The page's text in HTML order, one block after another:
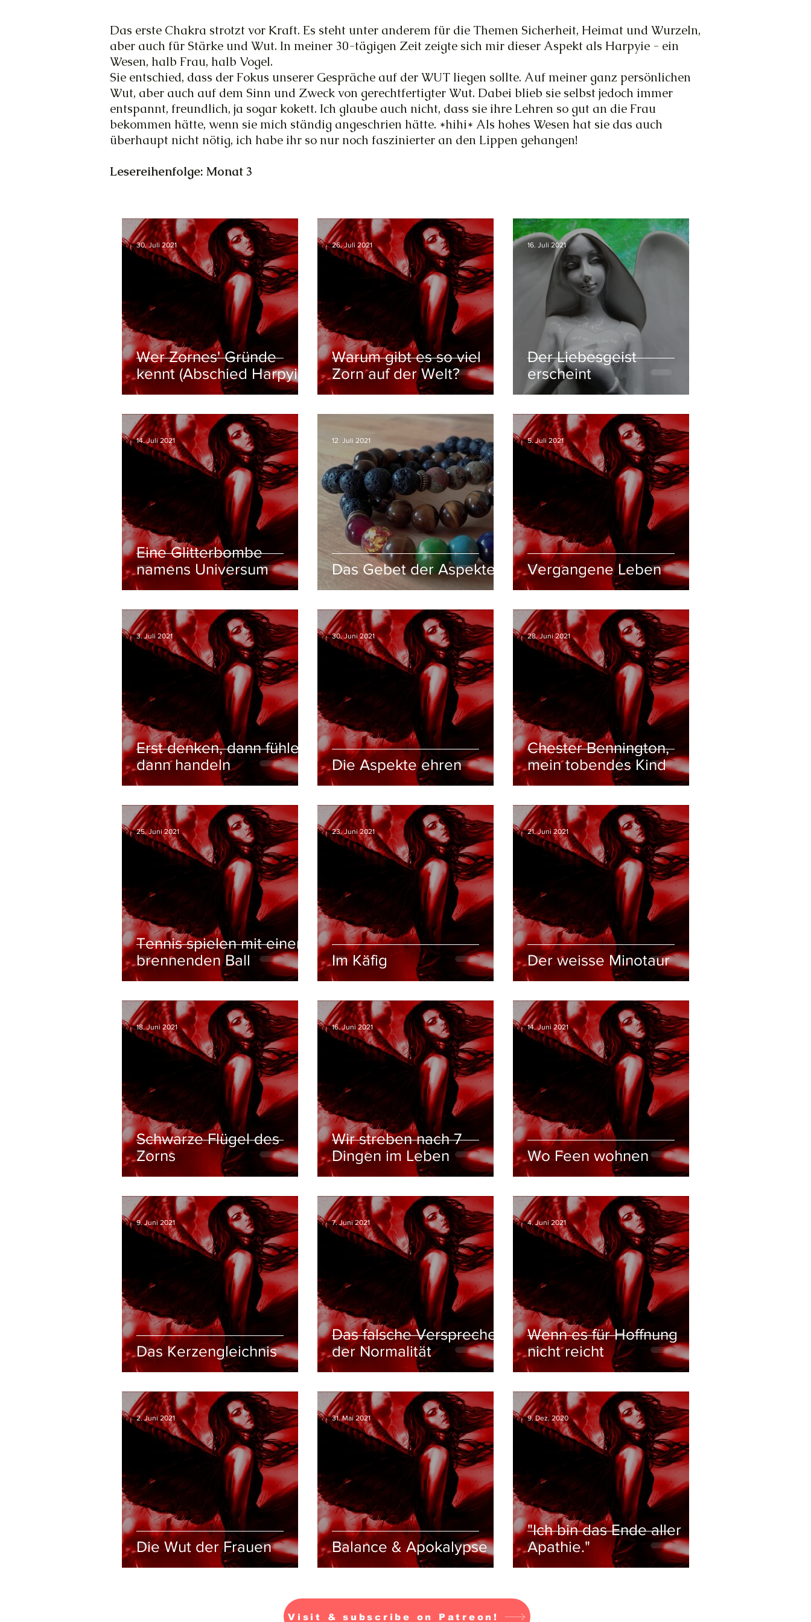
Das erste Chakra strotzt vor Kraft. Es steht unter anderem für die Themen Sicherheit, Heimat und Wurzeln,
aber auch für Stärke und Wut. In meiner 30-tägigen Zeit zeigte sich mir dieser Aspekt als Harpyie - ein
Wesen, halb Frau, halb Vogel.
Sie entschied, dass der Fokus unserer Gespräche auf der WUT liegen sollte. Auf meiner ganz persönlichen
Wut, aber auch auf dem Sinn und Zweck von gerechtfertigter Wut. Dabei blieb sie selbst jedoch immer
entspannt, freundlich, ja sogar kokett. Ich glaube auch nicht, dass sie ihre Lehren so gut an die Frau
bekommen hätte, wenn sie mich ständig angeschrien hätte. *hihi* Als hohes Wesen hat sie das auch
überhaupt nicht nötig, ich habe ihr so nur noch faszinierter an den Lippen gehangen!
Lesereihenfolge: Monat 3
Wer Zornes' Gründe
kennt (Abschied Harpyie)
30. Juli 2021
Warum gibt es so viel
Zorn auf der Welt?
26. Juli 2021
Der Liebesgeist
erscheint
16. Juli 2021
Eine Glitterbombe
namens Universum
14. Juli 2021
Das Gebet der Aspekte
12. Juli 2021
Vergangene Leben
5. Juli 2021
Erst denken, dann fühlen,
dann handeln
3. Juli 2021
Die Aspekte ehren
30. Juni 2021
Chester Bennington,
mein tobendes Kind
28. Juni 2021
Tennis spielen mit einem
brennenden Ball
25. Juni 2021
Im Käfig
23. Juni 2021
Der weisse Minotaur
21. Juni 2021
Schwarze Flügel des
Zorns
18. Juni 2021
Wir streben nach 7
Dingen im Leben
16. Juni 2021
Wo Feen wohnen
14. Juni 2021
Das Kerzengleichnis
9. Juni 2021
Das falsche Versprechen
der Normalität
7. Juni 2021
Wenn es für Hoffnung
nicht reicht
4. Juni 2021
Die Wut der Frauen
2. Juni 2021
Balance & Apokalypse
31. Mai 2021
"Ich bin das Ende aller
Apathie."
9. Dez. 2020
Visit & subscribe on Patreon!